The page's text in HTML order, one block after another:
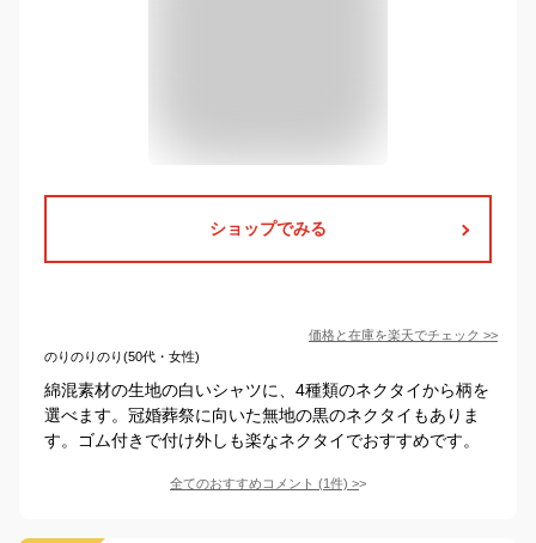
ショップでみる
価格と在庫を楽天でチェック >>
のりのりのり(50代・女性)
綿混素材の生地の白いシャツに、4種類のネクタイから柄を
選べます。冠婚葬祭に向いた無地の黒のネクタイもありま
す。ゴム付きで付け外しも楽なネクタイでおすすめです。
全てのおすすめコメント (1件) >